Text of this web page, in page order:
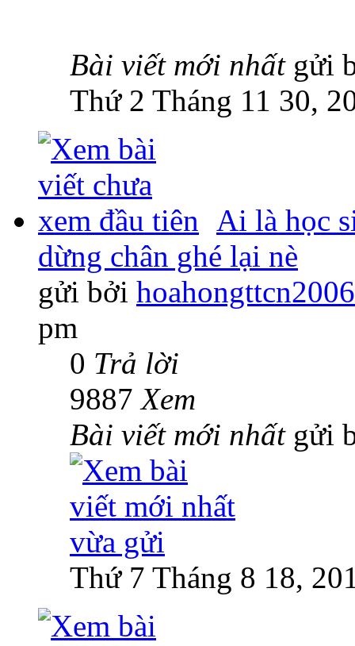
Bài viết mới nhất gửi
Thứ 2 Tháng 11 30,
Ai là học
dừng chân ghé lại nè
gửi bởi hoahongttcn2006
pm
0 Trả lời
9887Xem
Bài viết mới nhất gửi
Thứ 7 Tháng 8 18,